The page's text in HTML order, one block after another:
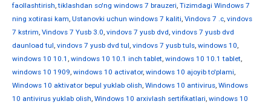
faollashtirish,tiklashdan so'ng windows 7 brauzeri, Tizimdagi Windows 7
ning xotirasi kam, Ustanovki uchun windows 7 kaliti, Vindovs 7 .c, vindovs
7 kstrim, Vindovs 7 Yusb 3.0, vindovs 7 yusb dvd, vindovs 7 yusb dvd
daunload tul, vindovs 7 yusb dvd tul, vindovs 7 yusb tuls, windows 10,
windows 10 10.1 , windows 10 10.1 inch tablet, windows 10 10.1 tablet,
windows 10 1909, windows 10 activator, windows 10 ajoyib to'plami,
Windows 10 aktivator bepul yuklab olish, Windows 10 antivirus, Windows
10 antivirus yuklab olish, Windows 10 arxivlash sertifikatlari, windows 10